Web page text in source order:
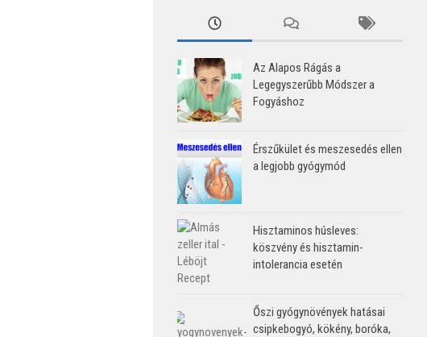
Az Alapos Rágás a
Legegyszerűbb Módszer a
Fogyáshoz
Érszűkület és meszesedés ellen
a legjobb gyógymód
Hisztaminos húsleves:
köszvény és hisztamin-
intolerancia esetén
Őszi gyógynövények hatásai
csipkebogyó, kökény, boróka,